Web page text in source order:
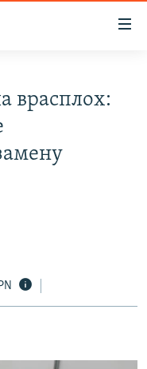
врасплох: